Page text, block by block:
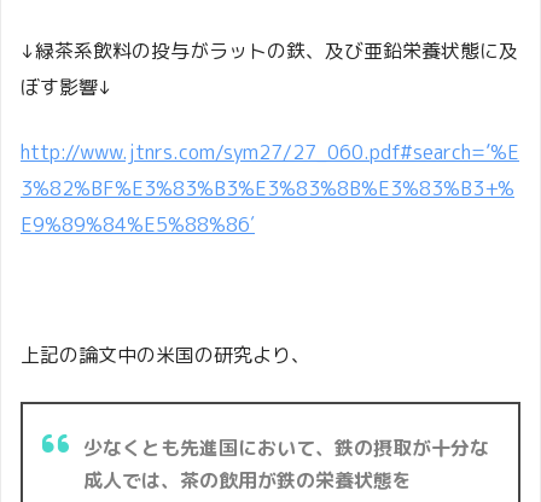
↓緑茶系飲料の投与がラットの鉄、及び亜鉛栄養状態に及
ぼす影響↓
http://www.jtnrs.com/sym27/27_060.pdf#search=’%E
3%82%BF%E3%83%B3%E3%83%8B%E3%83%B3+%
E9%89%84%E5%88%86′
上記の論文中の米国の研究より、
少なくとも先進国において、鉄の摂取が十分な
成人では、茶の飲用が鉄の栄養状態を